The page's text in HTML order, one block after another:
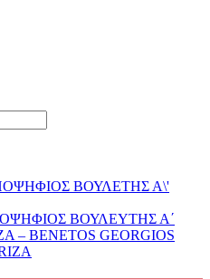
ΒΟΥΛΕΥΤΗΣ Α΄
– BENETOS GEORGIOS